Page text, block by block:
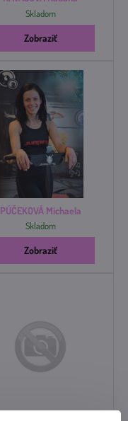
Skladom
Zobraziť
PÚČEKOVÁ Michaela
Skladom
Zobraziť